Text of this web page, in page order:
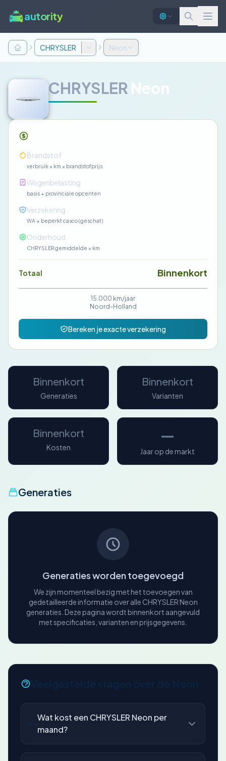
autority
CHRYSLER Neon
CHRYSLER Neon
Brandstof
verbruik × km × brandstofprijs
Wegenbelasting
basis + provinciale opcenten
Verzekering
WA + beperkt casco (geschat)
Onderhoud
CHRYSLER gemiddelde × km
Totaal Binnenkort
15.000 km/jaar
Noord-Holland
Bereken je exacte verzekering
Binnenkort
Generaties
Binnenkort
Varianten
Binnenkort
Kosten
—
Jaar op de markt
Generaties
Generaties worden toegevoegd
We zijn momenteel bezig met het toevoegen van
gedetailleerde informatie over alle CHRYSLER Neon
generaties. Deze pagina wordt binnenkort aangevuld
met specificaties, varianten en prijsgegevens.
Wat kost een CHRYSLER Neon per
maand?